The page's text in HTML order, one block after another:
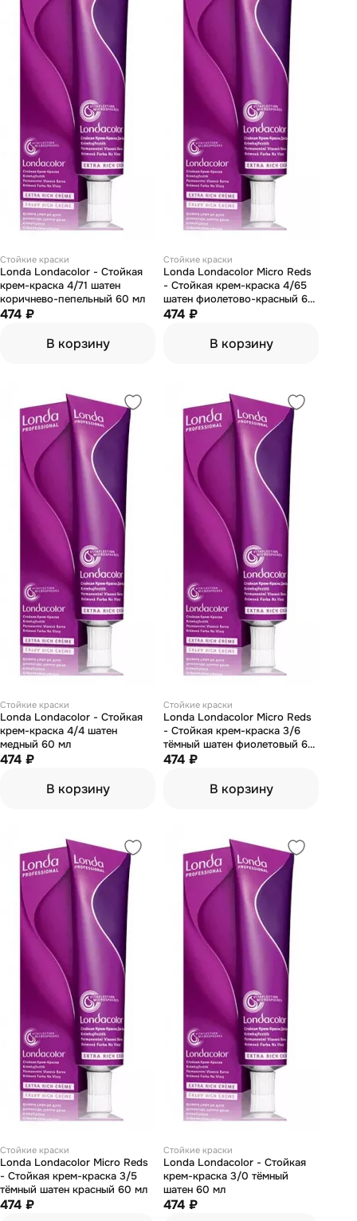
Стойкие краски
Londa Londacolor - Стойкая
крем-краска 4/71 шатен
коричнево-пепельный 60 мл
474 ₽
В корзину
Стойкие краски
Londa Londacolor Micro Reds
- Стойкая крем-краска 4/65
шатен фиолетово-красный 60
мл
474 ₽
В корзину
Стойкие краски
Londa Londacolor - Стойкая
крем-краска 4/4 шатен
медный 60 мл
474 ₽
В корзину
Стойкие краски
Londa Londacolor Micro Reds
- Стойкая крем-краска 3/6
тёмный шатен фиолетовый 60
мл
474 ₽
В корзину
Стойкие краски
Londa Londacolor Micro Reds
- Стойкая крем-краска 3/5
тёмный шатен красный 60 мл
474 ₽
Стойкие краски
Londa Londacolor - Стойкая
крем-краска 3/0 тёмный
шатен 60 мл
474 ₽